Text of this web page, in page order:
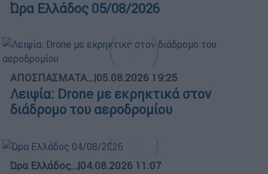
Ώρα Ελλάδος 05/08/2026
ΑΠΟΣΠΑΣΜΑΤΑ...|05.08.2026 19:25
Λειψία: Drone με εκρηκτικά στον
διάδρομο του αεροδρομίου
Ώρα Ελλάδος...|04.08.2026 11:07